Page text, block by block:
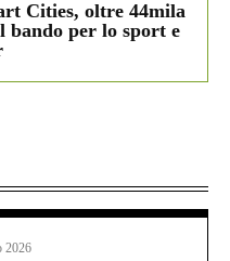
Cities, oltre 44mila
per lo sport e
2026